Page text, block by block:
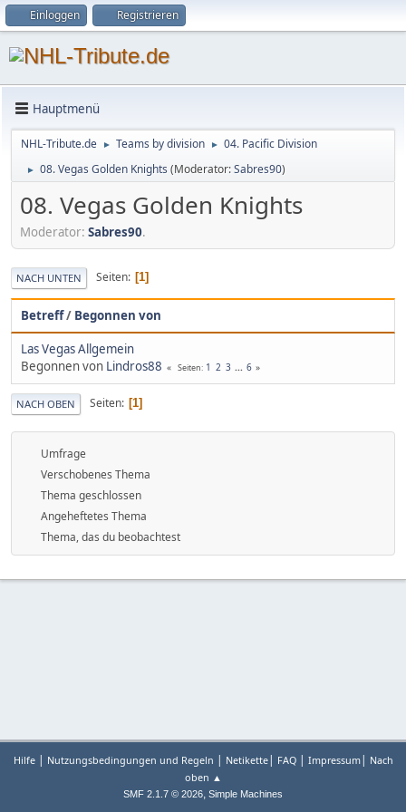
Einloggen Registrieren
Hauptmenü
NHL-Tribute.de ► Teams by division ► 04. Pacific Division
► 08. Vegas Golden Knights (Moderator:Sabres90)
08. Vegas Golden Knights
Moderator: Sabres90.
NACH UNTEN Seiten 1
Betreff/ Begonnen von
Las Vegas Allgemein
Begonnen von Lindros88 Seiten 1 2 3 ... 6
NACH OBEN Seiten 1
Umfrage
Verschobenes Thema
Thema geschlossen
Angeheftetes Thema
Thema, das du beobachtest
Hilfe| Nutzungsbedingungen und Regeln | Netikette| FAQ| Impressum| Nach
oben ▲
SMF 2.1.7 © 2026, Simple Machines